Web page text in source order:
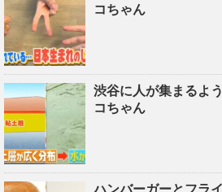
コちゃん
渋谷に人が集まるよ
コちゃん
ハンバーガーとフラ